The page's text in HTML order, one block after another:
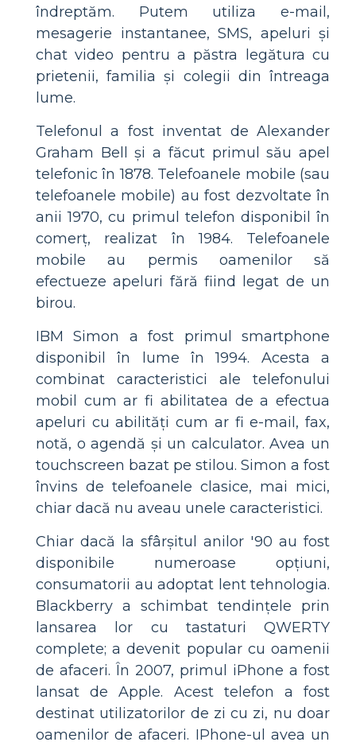
îndreptăm. Putem utiliza e-mail,
mesagerie instantanee, SMS, apeluri și
chat video pentru a păstra legătura cu
prietenii, familia și colegii din întreaga
lume.
Telefonul a fost inventat de Alexander
Graham Bell și a făcut primul său apel
telefonic în 1878. Telefoanele mobile (sau
telefoanele mobile) au fost dezvoltate în
anii 1970, cu primul telefon disponibil în
comerț, realizat în 1984. Telefoanele
mobile au permis oamenilor să
efectueze apeluri fără fiind legat de un
birou.
IBM Simon a fost primul smartphone
disponibil în lume în 1994. Acesta a
combinat caracteristici ale telefonului
mobil cum ar fi abilitatea de a efectua
apeluri cu abilități cum ar fi e-mail, fax,
notă, o agendă și un calculator. Avea un
touchscreen bazat pe stilou. Simon a fost
învins de telefoanele clasice, mai mici,
chiar dacă nu aveau unele caracteristici.
Chiar dacă la sfârșitul anilor '90 au fost
disponibile numeroase opțiuni,
consumatorii au adoptat lent tehnologia.
Blackberry a schimbat tendințele prin
lansarea lor cu tastaturi QWERTY
complete; a devenit popular cu oamenii
de afaceri. În 2007, primul iPhone a fost
lansat de Apple. Acest telefon a fost
destinat utilizatorilor de zi cu zi, nu doar
oamenilor de afaceri. IPhone-ul avea un